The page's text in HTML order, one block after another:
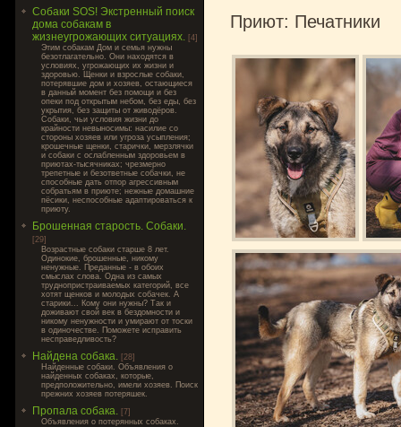
Собаки SOS! Экстренный поиск
дома собакам в
жизнеугрожающих ситуациях. [4]
Этим собакам Дом и семья нужны
безотлагательно. Они находятся в
условиях, угрожающих их жизни и
здоровью. Щенки и взрослые собаки,
потерявшие дом и хозяев, остающиеся
в данный момент без помощи и без
опеки под открытым небом, без еды, без
укрытия, без защиты от живодёров.
Собаки, чьи условия жизни до
крайности невыносимы: насилие со
стороны хозяев или угроза усыпления;
крошечные щенки, старички, мерзлячки
и собаки с ослабленным здоровьем в
приютах-тысячниках; чрезмерно
трепетные и безответные собачки, не
способные дать отпор агрессивным
собратьям в приюте; нежные домашние
пёсики, неспособные адаптироваться к
приюту.
Брошенная старость. Собаки.
[29]
Возрастные собаки старше 8 лет.
Одинокие, брошенные, никому
ненужные. Преданные - в обоих
смыслах слова. Одна из самых
труднопристраиваемых категорий, все
хотят щенков и молодых собачек. А
старики... Кому они нужны? Так и
доживают свой век в бездомности и
никому ненужности и умирают от тоски
в одиночестве. Поможете исправить
несправедливость?
Найдена собака. [28]
Найденные собаки. Объявления о
найденных собаках, которые,
предположительно, имели хозяев. Поиск
прежних хозяев потеряшек.
Пропала собака. [7]
Объявления о потерянных собаках.
Приют: Печатники